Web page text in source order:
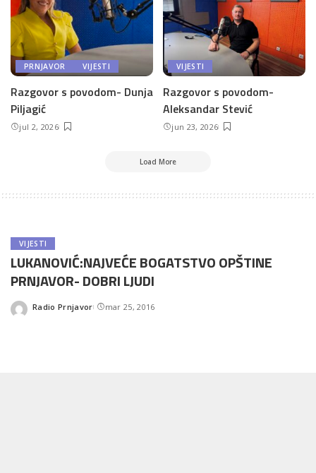
PRNJAVOR VIJESTI
Razgovor s povodom- Dunja
Piljagić
jul 2, 2026
VIJESTI
Razgovor s povodom-
Aleksandar Stević
jun 23, 2026
Load More
VIJESTI
LUKANOVIĆ:NAJVEĆE BOGATSTVO OPŠTINE
PRNJAVOR- DOBRI LJUDI
Posted
Radio Prnjavor mar 25, 2016